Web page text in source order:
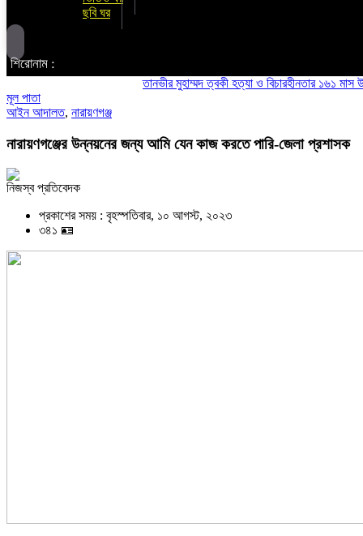
ছবি ঘর
শিরোনাম :
তানভীর মুহাম্মদ ত্বকী হত্যা ও বিচারহীনতার ১৬১ মাস উপলক্ষে
মূল পাতা
আইন আদালত, নারায়ণগঞ্জ
নারায়ণগঞ্জের উন্নয়নের জন্য আমি যেন কাজ করতে পারি-জেলা প্রশাসক
নিজস্ব প্রতিবেদক
প্রকাশের সময় : বৃহস্পতিবার, ১০ আগস্ট, ২০২৩
৩৪১ 🪪